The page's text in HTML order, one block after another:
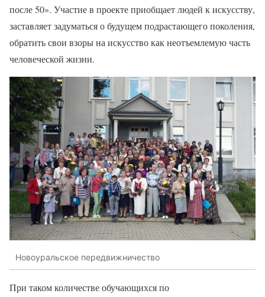
после 50». Участие в проекте приобщает людей к искусству,
заставляет задуматься о будущем подрастающего поколения,
обратить свои взоры на искусство как неотъемлемую часть
человеческой жизни.
Новоуральское передвижничество
При таком количестве обучающихся по